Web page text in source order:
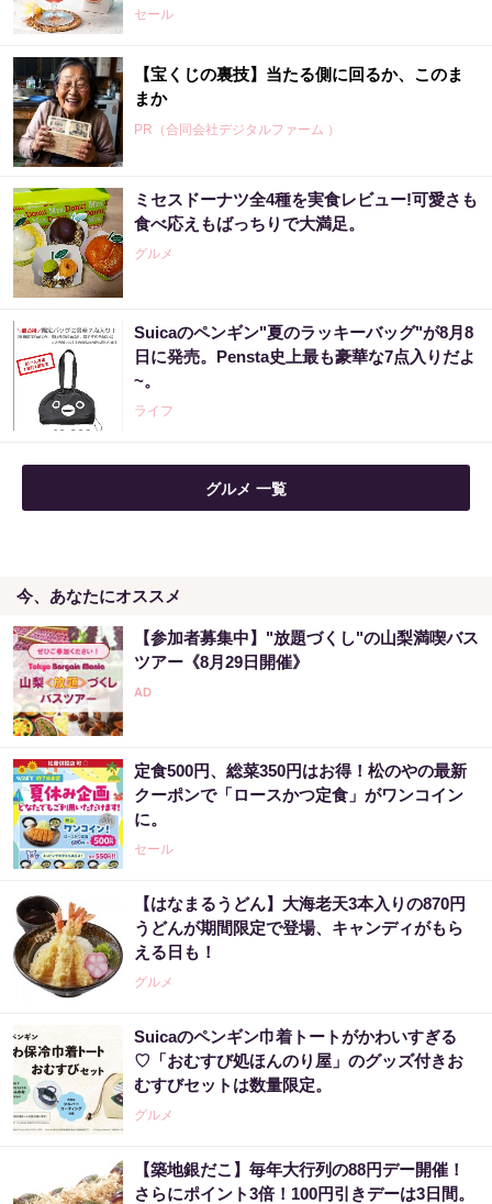
セール
【宝くじの裏技】当たる側に回るか、このま
まか
PR（合同会社デジタルファーム ）
ミセスドーナツ全4種を実食レビュー!可愛さも
食べ応えもばっちりで大満足。
グルメ
Suicaのペンギン"夏のラッキーバッグ"が8月8
日に発売。Pensta史上最も豪華な7点入りだよ
~。
ライフ
グルメ 一覧
今、あなたにオススメ
【参加者募集中】"放題づくし"の山梨満喫バス
ツアー《8月29日開催》
定食500円、総菜350円はお得！松のやの最新
クーポンで「ロースかつ定食」がワンコイン
に。
セール
【はなまるうどん】大海老天3本入りの870円
うどんが期間限定で登場、キャンディがもら
える日も！
グルメ
Suicaのペンギン巾着トートがかわいすぎる
♡「おむすび処ほんのり屋」のグッズ付きお
むすびセットは数量限定。
グルメ
【築地銀だこ】毎年大行列の88円デー開催！
さらにポイント3倍！100円引きデーは3日間。